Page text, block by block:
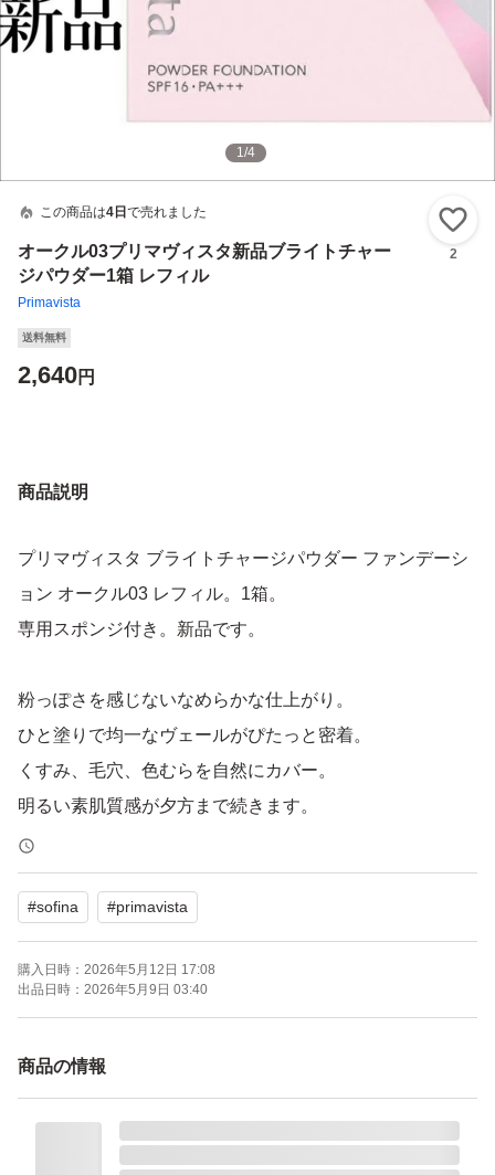
1/4
この商品は4日 で売れました
オークル03プリマヴィスタ新品ブライトチャー
ジパウダー1箱 レフィル
Primavista
2
送料無料
2,640円
商品説明
プリマヴィスタ ブライトチャージパウダー ファンデーシ
ョン オークル03 レフィル。1箱。
専用スポンジ付き。新品です。
粉っぽさを感じないなめらかな仕上がり。
ひと塗りで均一なヴェールがぴたっと密着。
くすみ、毛穴、色むらを自然にカバー。
明るい素肌質感が夕方まで続きます。
ブランド：SOFINA Primavista
本体/詰め替え：詰め替え
ベースメイク特徴：カバー力 崩れにくい 肌の透明感、薄
づき UVカット
ベースメイクお悩み：テカリ、皮脂 くすみ
特徴：無香料
SPF：16.0 SPF
#sofina #primavista
購入日時： 2026年5月12日 17:08
出品日時： 2026年5月9日 03:40
商品の情報